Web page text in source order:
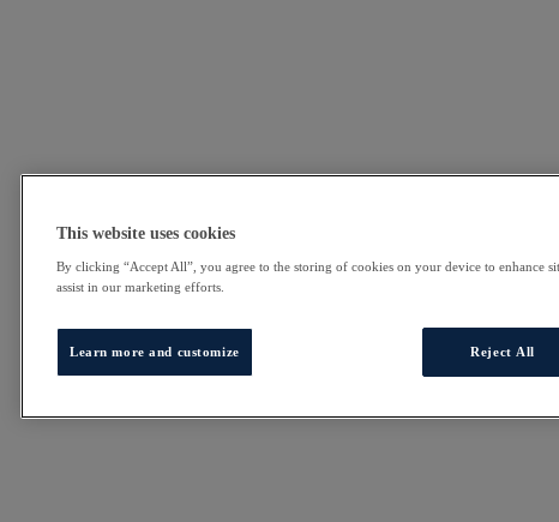
This website uses cookies
By clicking “Accept All”, you agree to the storing of cookies on your device to enhance
assist in our marketing efforts.
Learn more and customize Reject All